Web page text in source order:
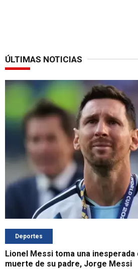
ÚLTIMAS NOTICIAS
Deportes
Lionel Messi toma una
muerte de su padre, Jorge Messi